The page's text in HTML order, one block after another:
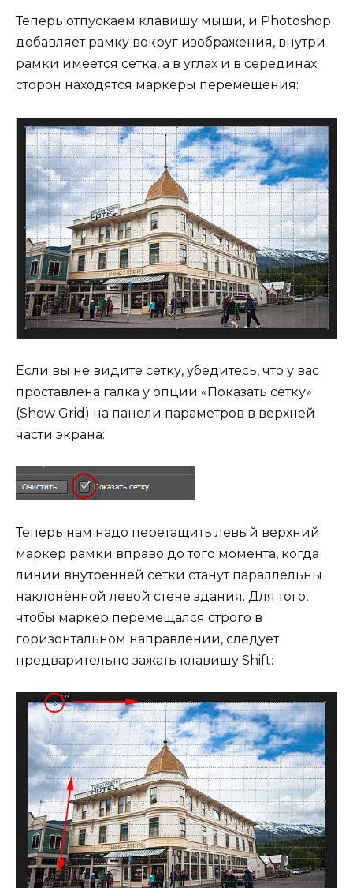
Теперь отпускаем клавишу мыши, и Photoshop
добавляет рамку вокруг изображения, внутри
рамки имеется сетка, а в углах и в серединах
сторон находятся маркеры перемещения:
Если вы не видите сетку, убедитесь, что у вас
проставлена галка у опции «Показать сетку»
(Show Grid) на панели параметров в верхней
части экрана:
Теперь нам надо перетащить левый верхний
маркер рамки вправо до того момента, когда
линии внутренней сетки станут параллельны
наклонённой левой стене здания. Для того,
чтобы маркер перемещался строго в
горизонтальном направлении, следует
предварительно зажать клавишу Shift: